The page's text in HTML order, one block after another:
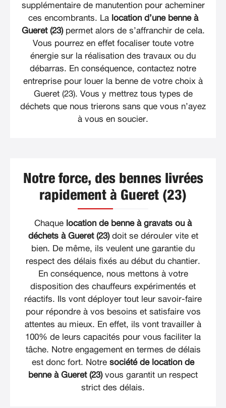
supplémentaire de manutention pour acheminer
ces encombrants. La location d’une benne à
Gueret (23)permet alors de s’affranchir de cela.
Vous pourrez en effet focaliser toute votre
énergie sur la réalisation des travaux ou du
débarras. En conséquence, contactez notre
entreprise pour louer la benne de votre choix à
Gueret (23). Vous y mettrez tous types de
déchets que nous trierons sans que vous n’ayez
à vous en soucier.
Notre force, des bennes livrées
rapidement à Gueret (23)
Chaque location de benne à gravats ou à
déchets à Gueret (23)doit se dérouler vite et
bien. De même, ils veulent une garantie du
respect des délais fixés au début du chantier.
En conséquence, nous mettons à votre
disposition des chauffeurs expérimentés et
réactifs. Ils vont déployer tout leur savoir-faire
pour répondre à vos besoins et satisfaire vos
attentes au mieux. En effet, ils vont travailler à
100% de leurs capacités pour vous faciliter la
tâche. Notre engagement en termes de délais
est donc fort. Notre société de location de
benne à Gueret (23)vous garantit un respect
strict des délais.